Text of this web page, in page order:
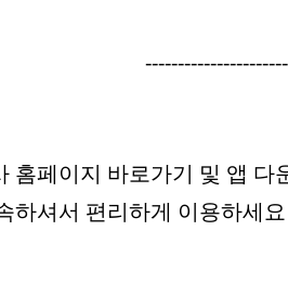
홈페이지 바로가기 및 앱 다
하셔서 편리하게 이용하세요